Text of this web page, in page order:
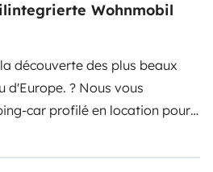
Wohnmobil
découverte des plus beaux
d'Europe. ? Nous vous
car profilé en location pour
voyages. Equipé de toutes
il vous permettra de